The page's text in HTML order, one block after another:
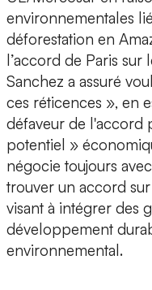
environnementales
déforestation en
l’accord de Paris sur
Sanchez a assuré
ces réticences », en
défaveur de l'accord
potentiel »
négocie toujours
trouver un accord
visant à intégrer des
développement
environnemental.